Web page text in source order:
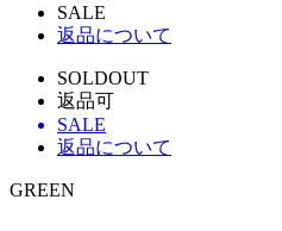
SALE
返品について
SOLDOUT
返品可
SALE
返品について
GREEN